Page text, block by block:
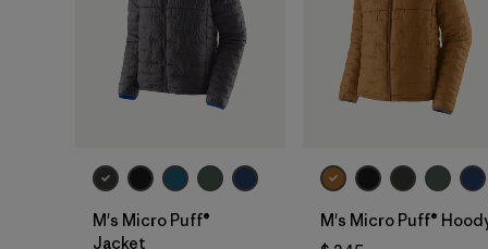
M's Micro Puff®
Jacket
M's Micro Puff®